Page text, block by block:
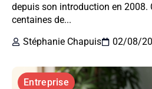
depuis son introduction en 2008.
centaines de...
Stéphanie Chapuis
02/08/
Entreprise